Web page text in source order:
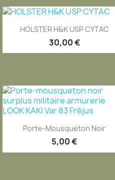
Aperçu rapide
HOLSTER H&K USP CYTAC
30,00 €
Aperçu rapide
Porte-Mousqueton Noir
5,00 €